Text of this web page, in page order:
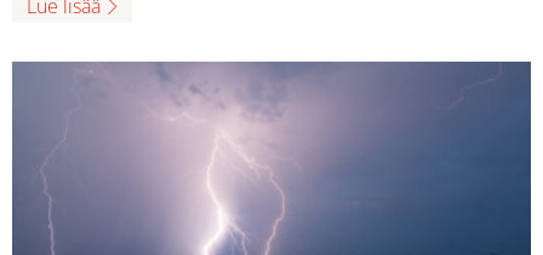
Lue lisää